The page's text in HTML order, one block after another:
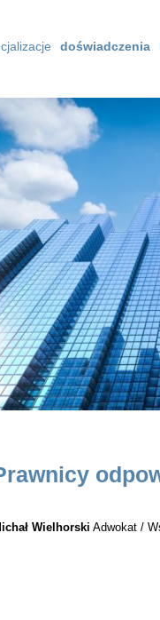
doświadczenia
Wielhorski Adwokat /